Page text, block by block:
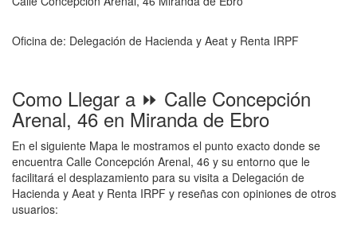
Oficina de: Delegación de Hacienda y Aeat y Renta IRPF
Como Llegar a ⏩ Calle Concepción
Arenal, 46 en Miranda de Ebro
En el siguiente Mapa le mostramos el punto exacto donde se
encuentra Calle Concepción Arenal, 46 y su entorno que le
facilitará el desplazamiento para su visita a Delegación de
Hacienda y Aeat y Renta IRPF y reseñas con opiniones de otros
usuarios: